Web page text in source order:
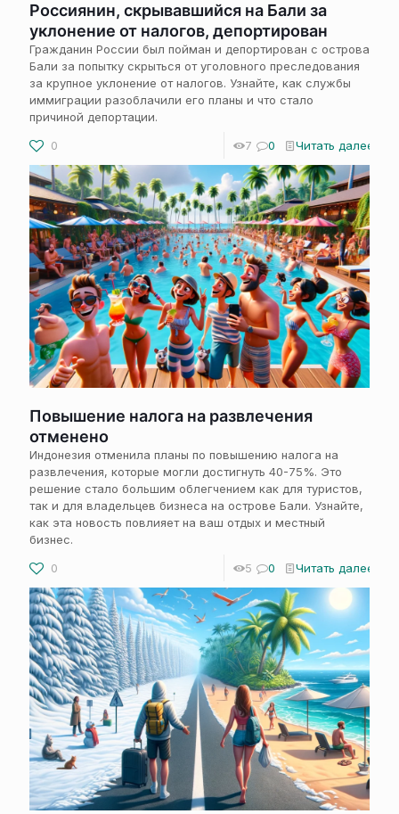
Россиянин, скрывавшийся на Бали за
уклонение от налогов, депортирован
Гражданин России был пойман и депортирован с острова
Бали за попытку скрыться от уголовного преследования
за крупное уклонение от налогов. Узнайте, как службы
иммиграции разоблачили его планы и что стало
причиной депортации.
0
7 0 Читать далее
Повышение налога на развлечения
отменено
Индонезия отменила планы по повышению налога на
развлечения, которые могли достигнуть 40-75%. Это
решение стало большим облегчением как для туристов,
так и для владельцев бизнеса на острове Бали. Узнайте,
как эта новость повлияет на ваш отдых и местный
бизнес.
0
5 0 Читать далее